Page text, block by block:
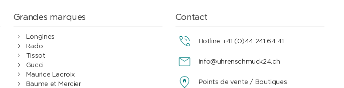
Grandes marques
Longines
Rado
Tissot
Gucci
Maurice Lacroix
Baume et Mercier
Contact
Hotline +41 (0)44 241 64 41
info@uhrenschmuck24.ch
Points de vente / Boutiques